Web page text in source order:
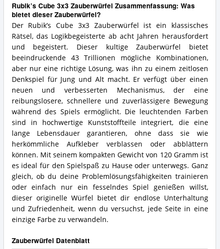
Rubik’s Cube 3x3 Zauberwürfel Zusammenfassung: Was
bietet dieser Zauberwürfel?
Der Rubik’s Cube 3x3 Zauberwürfel ist ein klassisches
Rätsel, das Logikbegeisterte ab acht Jahren herausfordert
und begeistert. Dieser kultige Zauberwürfel bietet
beeindruckende 43 Trillionen mögliche Kombinationen,
aber nur eine richtige Lösung, was ihn zu einem zeitlosen
Denkspiel für Jung und Alt macht. Er verfügt über einen
neuen und verbesserten Mechanismus, der eine
reibungslosere, schnellere und zuverlässigere Bewegung
während des Spiels ermöglicht. Die leuchtenden Farben
sind in hochwertige Kunststoffteile integriert, die eine
lange Lebensdauer garantieren, ohne dass sie wie
herkömmliche Aufkleber verblassen oder abblättern
können. Mit seinem kompakten Gewicht von 120 Gramm ist
es ideal für den Spielspaß zu Hause oder unterwegs. Ganz
gleich, ob du deine Problemlösungsfähigkeiten trainieren
oder einfach nur ein fesselndes Spiel genießen willst,
dieser originelle Würfel bietet dir endlose Unterhaltung
und Zufriedenheit, wenn du versuchst, jede Seite in eine
einzige Farbe zu verwandeln.
Zauberwürfel Datenblatt